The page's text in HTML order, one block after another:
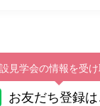
見学会の情報を受け
お友だち登録